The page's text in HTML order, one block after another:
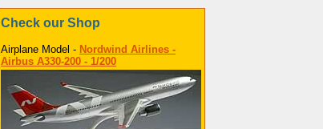
Check our Shop
Airplane Model - Nordwind Airlines -
Airbus A330-200 - 1/200